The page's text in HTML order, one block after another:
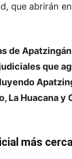
que abrirán
de
que
La Huacana y
más